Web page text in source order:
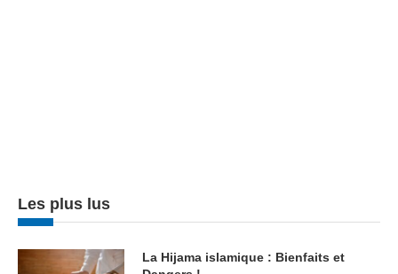
Les plus lus
La Hijama islamique : Bienfaits et